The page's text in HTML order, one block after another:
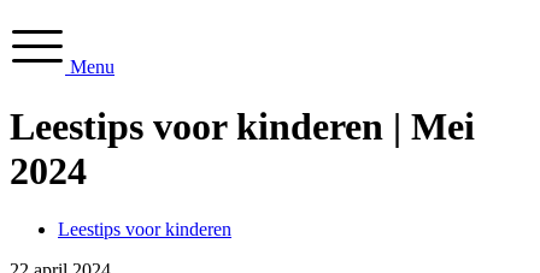
Menu
Leestips voor kinderen | Mei
2024
Leestips voor kinderen